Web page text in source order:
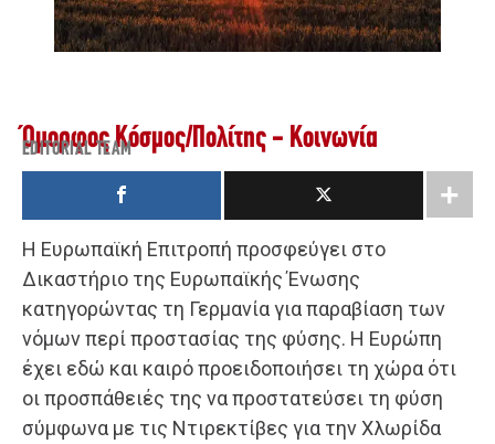
Όμορφος Κόσμος/Πολίτης - Κοινωνία
EDITORIAL TEAM
Η Ευρωπαϊκή Επιτροπή προσφεύγει στο
Δικαστήριο της Ευρωπαϊκής Ένωσης
κατηγορώντας τη Γερμανία για παραβίαση των
νόμων περί προστασίας της φύσης. Η Ευρώπη
έχει εδώ και καιρό προειδοποιήσει τη χώρα ότι
οι προσπάθειές της να προστατεύσει τη φύση
σύμφωνα με τις Ντιρεκτίβες για την Χλωρίδα